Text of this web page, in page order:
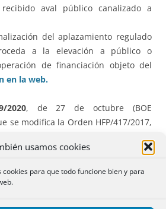
usamos cookies
para que todo funcione bien y para
aval público canalizado a
del aplazamiento regulado
a la elevación a público o
de financiación objeto del
en la web.
2020, de 27 de octubre (BOE
se modifica la Orden HFP/417/2017,
que desarrollan lallevanza de los
artículo 62.6 del Reglamento del